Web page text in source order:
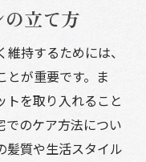
立て方
持するためには、
とが重要です。ま
トを取り入れること
でのケア方法につい
髪質や生活スタイル